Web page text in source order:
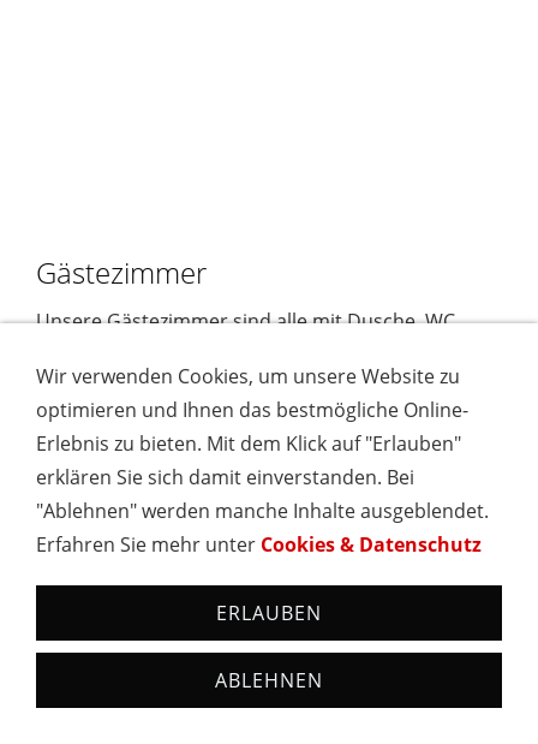
Gästezimmer
Unsere Gästezimmer sind alle mit Dusche, WC
Im Haus W-LAN gratis für Gäste.
Zudem bietet unser Haus eine Liegewiese,
Spielplatz, Aufenthaltsraum mit TV und eine
Gästewaschmaschine.
Übernachtung 2 Personen pro Tag 95 Euro
Übernachtung im Einzelzimmer pro Tag 65 Euro
Frühstück extra 15 Euro
Wir verwenden Cookies, um unsere Website zu
optimieren und Ihnen das bestmögliche Online-
Erlebnis zu bieten. Mit dem Klick auf "Erlauben"
erklären Sie sich damit einverstanden. Bei
"Ablehnen" werden manche Inhalte ausgeblendet.
Erfahren Sie mehr unter Cookies & Datenschutz
ERLAUBEN
ABLEHNEN